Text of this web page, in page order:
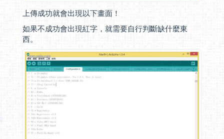
上傳成功就會出現以下畫面！
如果不成功會出現紅字，就需要自行判斷缺什麼東
西。